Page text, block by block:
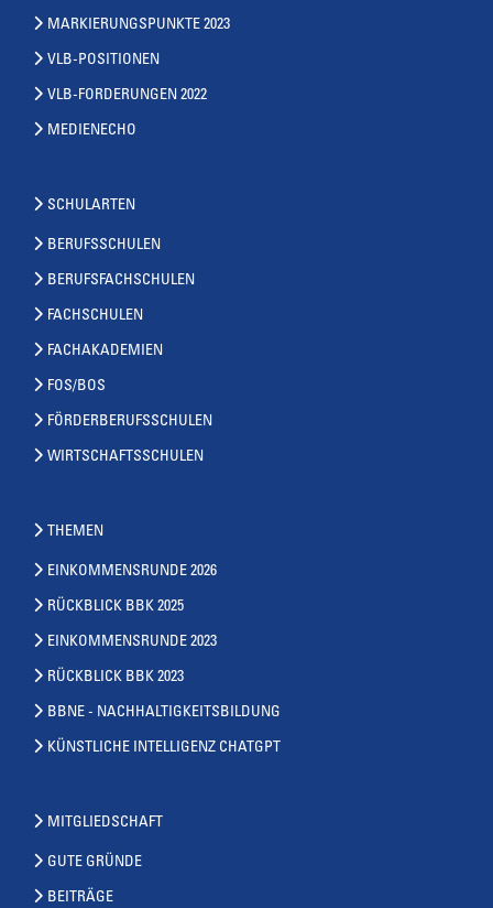
MARKIERUNGSPUNKTE 2023
VLB-POSITIONEN
VLB-FORDERUNGEN 2022
MEDIENECHO
SCHULARTEN
BERUFSSCHULEN
BERUFSFACHSCHULEN
FACHSCHULEN
FACHAKADEMIEN
FOS/BOS
FÖRDERBERUFSSCHULEN
WIRTSCHAFTSSCHULEN
THEMEN
EINKOMMENSRUNDE 2026
RÜCKBLICK BBK 2025
EINKOMMENSRUNDE 2023
RÜCKBLICK BBK 2023
BBNE - NACHHALTIGKEITSBILDUNG
KÜNSTLICHE INTELLIGENZ CHATGPT
MITGLIEDSCHAFT
GUTE GRÜNDE
BEITRÄGE